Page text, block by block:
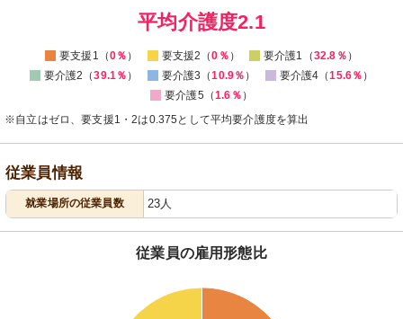
0
平均介護度2.1
要支援1（0％ ） 要支援2（0％ ） 要介護1（32.8％ ）
要介護2（39.1％ ） 要介護3（10.9％ ） 要介護4（15.6％ ）
要介護5（1.6％ ）
※自立はゼロ、要支援1・2は0.375として平均要介護度を算出
従業員情報
就業場所の従業員数 23人
従業員の雇用形態比